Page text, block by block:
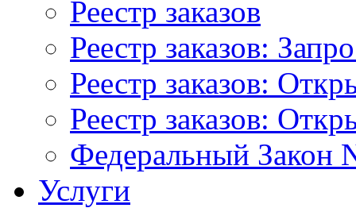
Реестр заказов
Реестр заказов:
Реестр заказов:
Реестр заказов:
Федеральный Закон
Услуги